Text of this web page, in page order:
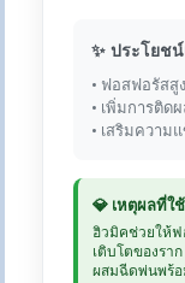
✨ ประโยช
• ฟอสฟอรัสสู
• เพิ่มการติด
• เสริมความ
💎 เหตุผลที่ใ
ฮิวมิคช่วยให้ฟ
เติบโตของรา
ผสมฉีดพ่นพร้